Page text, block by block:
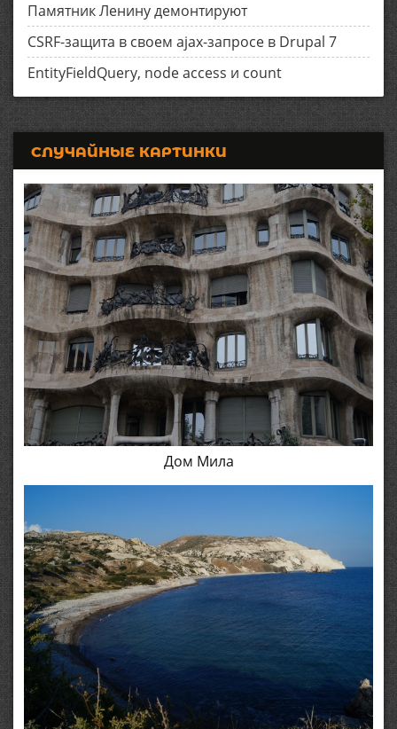
Памятник Ленину демонтируют
CSRF-защита в своем ajax-запросе в Drupal 7
EntityFieldQuery, node access и count
СЛУЧАЙНЫЕ КАРТИНКИ
Дом Мила